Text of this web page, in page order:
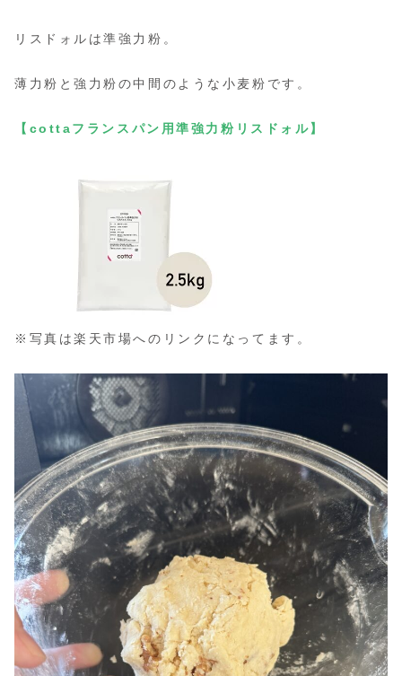
リスドォルは準強力粉。
薄力粉と強力粉の中間のような小麦粉です。
【cottaフランスパン用準強力粉リスドォル】
※写真は楽天市場へのリンクになってます。